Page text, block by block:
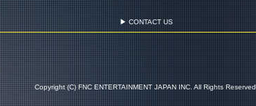
▶ CONTACT US
Copyright (C) FNC ENTERTAINMENT JAPAN INC. All Rights Reserved.